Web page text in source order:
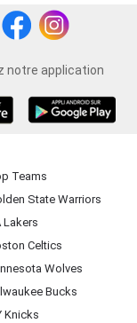
notre application
Teams
State Warriors
Lakers
Celtics
Wolves
Bucks
Knicks